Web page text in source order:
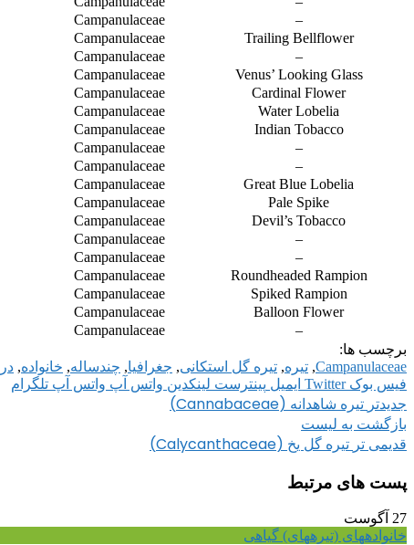
–
Campanulaceae
Trailing Bellflower
Campanulaceae
–
Campanulaceae
Venus’ Looking Glass
Campanulaceae
Cardinal Flower
Campanulaceae
Water Lobelia
Campanulaceae
Indian Tobacco
Campanulaceae
–
Campanulaceae
–
Campanulaceae
Great Blue Lobelia
Campanulaceae
Pale Spike
Campanulaceae
Devil’s Tobacco
Campanulaceae
–
Campanulaceae
–
Campanulaceae
Roundheaded Rampion
Campanulaceae
Spiked Rampion
Campanulaceae
Balloon Flower
Campanulaceae
–
Campanulaceae
برچسب ها:
Campanulaceae
, تیره, تیره گل استکانی, جغرافیا, چندساله, خانواده,
فیس بوک Twitter ایمیل پینترست لینکدین واتس آپ واتس آپ تلگرام
جدیدتر تیره شاهدانه (Cannabaceae)
بازگشت به لیست
قدیمی تر تیره گل یخ (Calycanthaceae)
پست های مرتبط
27 آگوست
خانواده‎های (تیره‎های) گیاهی